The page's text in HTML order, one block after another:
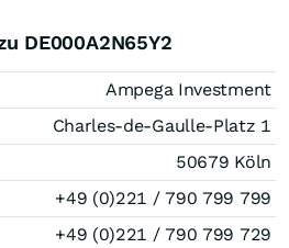
DE000A2N65Y2
Ampega Investment
Charles-de-Gaulle-Platz 1
50679 Köln
+49 (0)221 / 790 799 799
+49 (0)221 / 790 799 729